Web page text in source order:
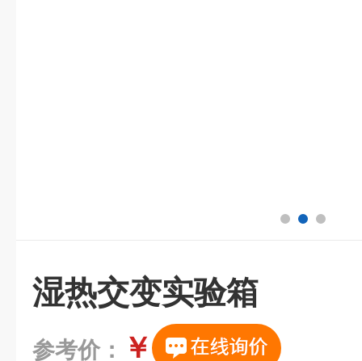
湿热交变实验箱
参考价： ￥